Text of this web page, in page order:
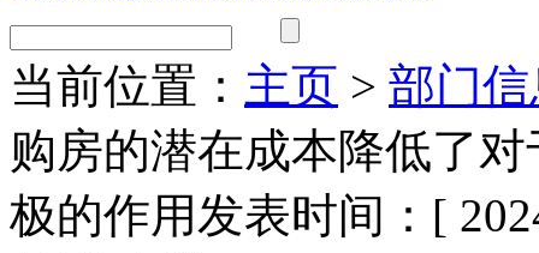
当前位置： 主页 > 部门
购房的潜在成本降低了
极的作用发表时间：[